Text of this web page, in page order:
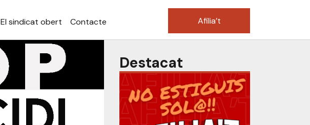
El sindicat obert Contacte Afilia’t
Destacat